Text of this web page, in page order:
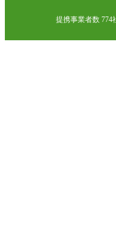
提携事業者数 774